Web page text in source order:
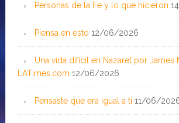
Personas de la Fe y lo que hicieron
Piensa en esto 12/06/2026
Una vida difícil en Nazaret por James
LATimes.com 12/06/2026
Pensaste que era igual a ti 11/06/